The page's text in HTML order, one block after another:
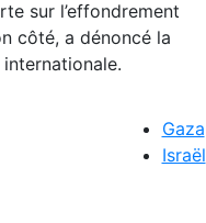
sur l’effondrement
côté, a dénoncé la
Gaza
Israël